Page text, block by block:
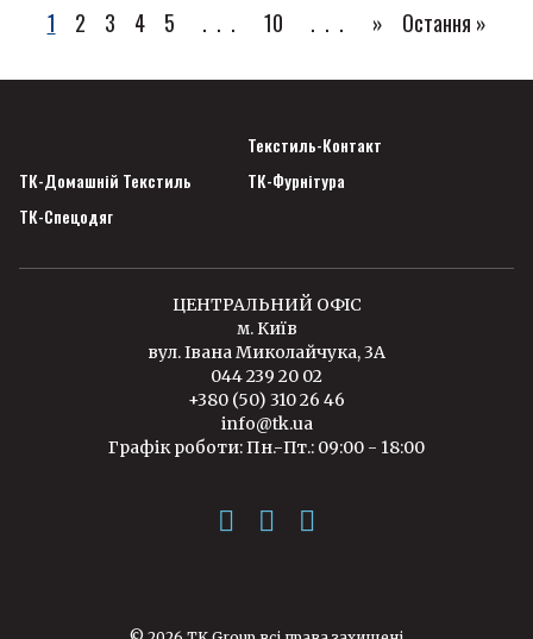
1 2 3 4 5 ... 10 ... » Остання »
Текстиль-Контакт
ТК-Домашній Текстиль
ТК-Фурнітура
ТК-Спецодяг
ЦЕНТРАЛЬНИЙ ОФІС
м. Київ
вул. Івана Миколайчука, 3А
044 239 20 02
+380 (50) 310 26 46
info@tk.ua
Графік роботи: Пн.-Пт.: 09:00 - 18:00